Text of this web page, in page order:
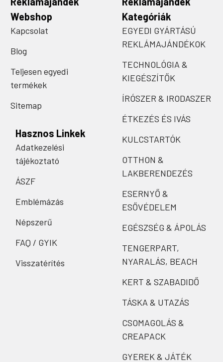
Webshop
Kapcsolat
Blog
Teljesen egyedi
termékek
Sitemap
Hasznos Linkek
Adatkezelési
tájékoztató
ÁSZF
Emblémázás
Népszerű
FAQ / GYIK
Visszatérítés
Kategóriák
EGYEDI GYÁRTÁSÚ
REKLÁMAJÁNDÉKOK
TECHNOLÓGIA &
KIEGÉSZÍTŐK
ÍRÓSZER & IRODASZER
ÉTKEZÉS ÉS IVÁS
KULCSTARTÓK
OTTHON &
LAKBERENDEZÉS
ESERNYŐ &
ESŐVÉDELEM
EGÉSZSÉG & ÁPOLÁS
TENGERPART,
NYARALÁS, BEACH
KERT & SZABADIDŐ
TÁSKA & UTAZÁS
CSOMAGOLÁS &
CREAPACK
GYEREK & JÁTÉK